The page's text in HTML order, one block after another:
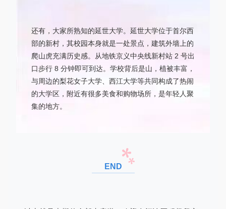
还有，大家所熟知的延世大学。延世大学位于首尔西
部的新村，其校园本身就是一处景点，建筑外墙上的
爬山虎充满历史感。从地铁京义中央线新村站 2 号出
口步行 8 分钟即可到达。学校背后是山，植被丰富，
与周边的梨花女子大学、西江大学等共同构成了热闹
的大学区，附近有很多美食和购物场所，是年轻人聚
集的地方。
END